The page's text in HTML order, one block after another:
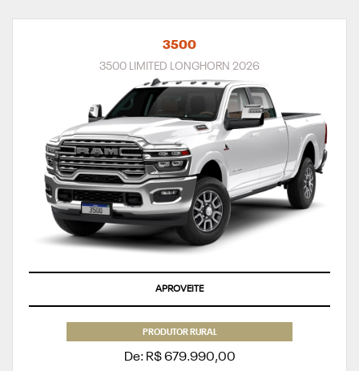
3500
3500 LIMITED LONGHORN 2026
APROVEITE
PRODUTOR RURAL
De: R$ 679.990,00